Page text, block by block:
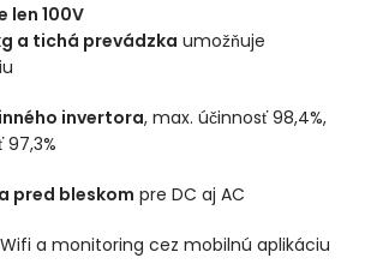
100V
a tichá prevádzka umožňuje
invertora, max. účinnosť 98,4%,
pred bleskom pre DC aj AC
a monitoring cez mobilnú aplikáciu